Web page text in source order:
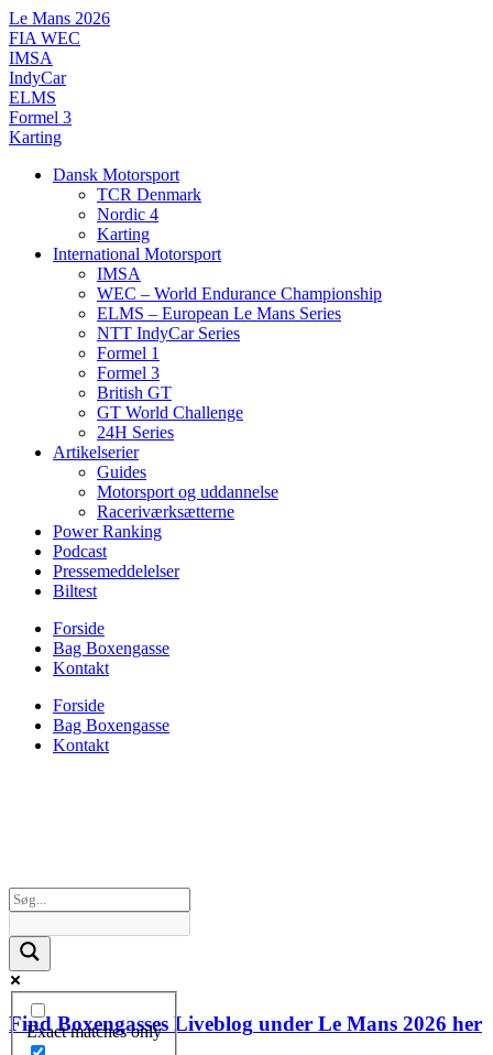
Videre
til
indhold
Le Mans 2026
FIA WEC
IMSA
IndyCar
ELMS
Formel 3
Karting
Dansk Motorsport
TCR Denmark
Nordic 4
Karting
International Motorsport
IMSA
WEC – World Endurance Championship
ELMS – European Le Mans Series
NTT IndyCar Series
Formel 1
Formel 3
British GT
GT World Challenge
24H Series
Artikelserier
Guides
Motorsport og uddannelse
Raceriværksætterne
Power Ranking
Podcast
Pressemeddelelser
Biltest
Forside
Bag Boxengasse
Kontakt
Forside
Bag Boxengasse
Kontakt
Exact matches only
Find Boxengasses Liveblog under Le Mans 2026 her